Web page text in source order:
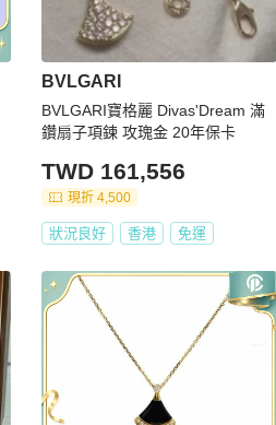
BVLGARI
BVLGARI寶格麗 Divas'Dream 滿
鑽扇子項鍊 攻瑰金 20年保卡
TWD 161,556
現折 4,500
狀況良好 香港 免運